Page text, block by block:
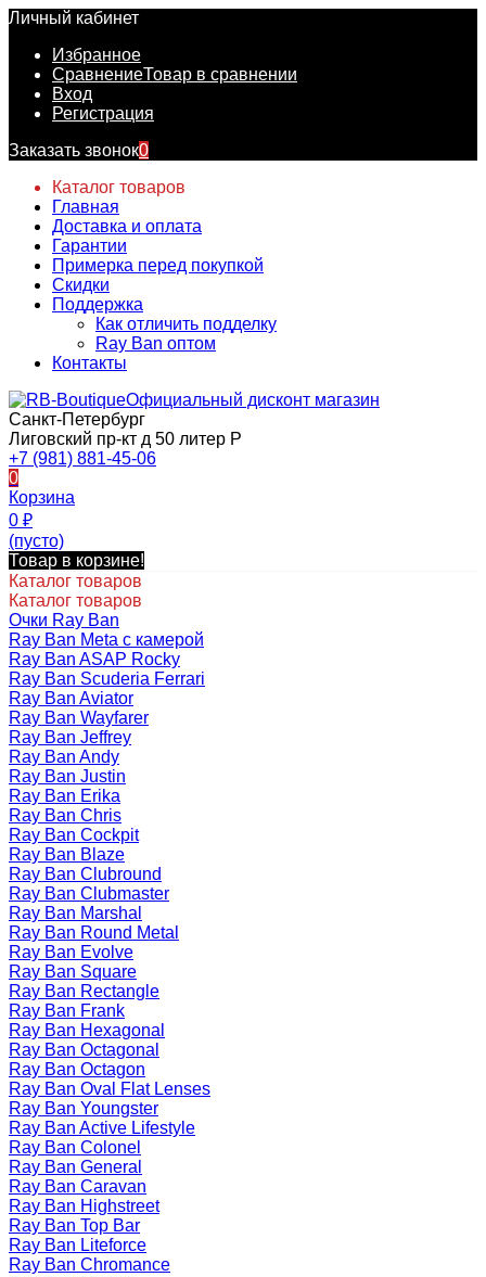
Личный кабинет
Избранное
СравнениеТовар в сравнении
Вход
Регистрация
Заказать звонок0
Каталог товаров
Главная
Доставка и оплата
Гарантии
Примерка перед покупкой
Скидки
Поддержка
Как отличить подделку
Ray Ban оптом
Контакты
Официальный дисконт магазин
Санкт-Петербург
Лиговский пр-кт д 50 литер Р
+7 (981) 881-45-06
0
Корзина
0 ₽
(пусто)
Товар в корзине!
Каталог товаров
Каталог товаров
Очки Ray Ban
Ray Ban Meta с камерой
Ray Ban ASAP Rocky
Ray Ban Scuderia Ferrari
Ray Ban Aviator
Ray Ban Wayfarer
Ray Ban Jeffrey
Ray Ban Andy
Ray Ban Justin
Ray Ban Erika
Ray Ban Chris
Ray Ban Cockpit
Ray Ban Blaze
Ray Ban Clubround
Ray Ban Clubmaster
Ray Ban Marshal
Ray Ban Round Metal
Ray Ban Evolve
Ray Ban Square
Ray Ban Rectangle
Ray Ban Frank
Ray Ban Hexagonal
Ray Ban Octagonal
Ray Ban Octagon
Ray Ban Oval Flat Lenses
Ray Ban Youngster
Ray Ban Active Lifestyle
Ray Ban Colonel
Ray Ban General
Ray Ban Caravan
Ray Ban Highstreet
Ray Ban Top Bar
Ray Ban Liteforce
Ray Ban Chromance